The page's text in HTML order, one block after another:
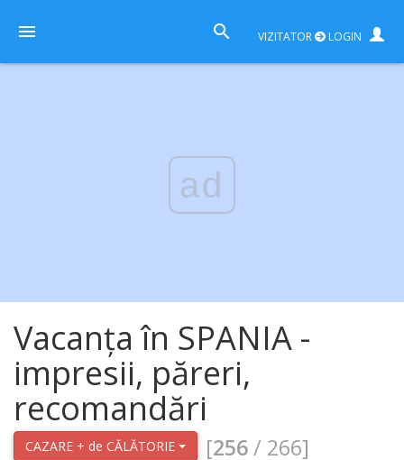
VIZITATOR LOGIN
ad
Vacanța în SPANIA -
impresii, păreri,
recomandări
CAZARE + de CĂLĂTORIE [256/ 266]